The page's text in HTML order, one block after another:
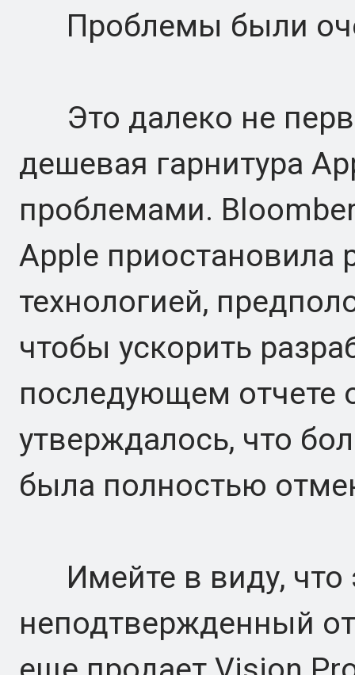
Проблемы были
Это далеко не
дешевая гарнитура
проблемами.
Apple приостановила
технологией,
чтобы ускорить
последующем отчете
утверждалось, что
была полностью
Имейте в виду, что
неподтвержденный